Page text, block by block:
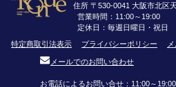
住所 〒530-0041 大阪市北区
営業時間：11:00～19:00
定休日：毎週日曜日・祝日
特定商取引法表示
プライバシーポリシー
メールでのお問い合わせ
お電話によるお問い合せ：11:00～19:00